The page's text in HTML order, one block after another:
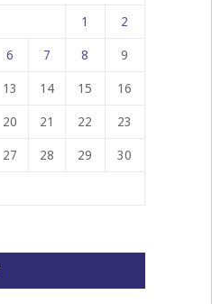
1 2
6 7 8 9
13 14 15 16
20 21 22 23
27 28 29 30